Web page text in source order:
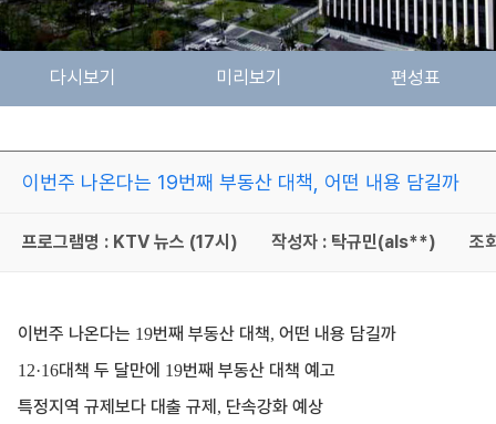
다시보기 미리보기 편성표
이번주 나온다는 19번째 부동산 대책, 어떤 내용 담길까
프로그램명 : KTV 뉴스 (17시) 작성자 : 탁규민(als**) 조
이번주 나온다는 19번째 부동산 대책, 어떤 내용 담길까
12·16대책 두 달만에 19번째 부동산 대책 예고
특정지역 규제보다 대출 규제 , 단속강화 예상